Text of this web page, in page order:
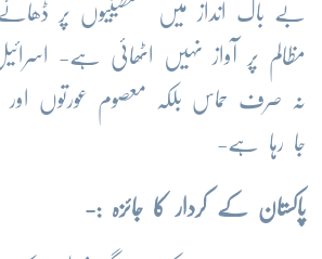
بے باک انداز میں فلسطینیوں پر
مظالم پر آواز نہیں اٹھائی ہے-
نہ صرف حماس بلکہ معصوم عورتوں اور
جا رہا ہے-
پاکستان کے کردار کا جائزہ :-